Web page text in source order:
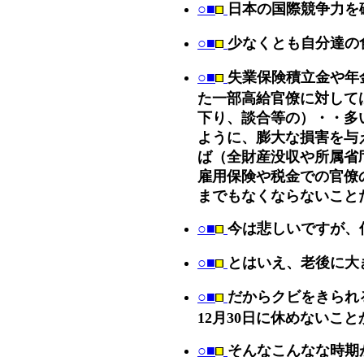
○■ 日本の国際競争力
○■ 少なくとも自分達
○■ 失業保険積立金や
た一部高給官僚に対し
下り、談合等の）・・
ように、膨大な損害を
ば（全財産没収や所属
雇用保険や税金での官
までもなくならないこと
○■ 今は悲しいですが
○■ とはいえ、老後に
○■ だからクビをきら
12月30日に休めないこと
○■ そんなこんなな時